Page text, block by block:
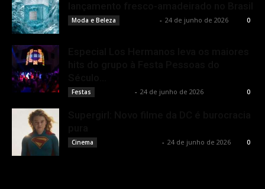
Moda e Beleza - 24 de junho de 2026 0
Festas - 24 de junho de 2026 0
Cinema - 24 de junho de 2026 0